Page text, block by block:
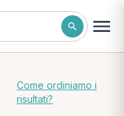
Come ordiniamo i
risultati?